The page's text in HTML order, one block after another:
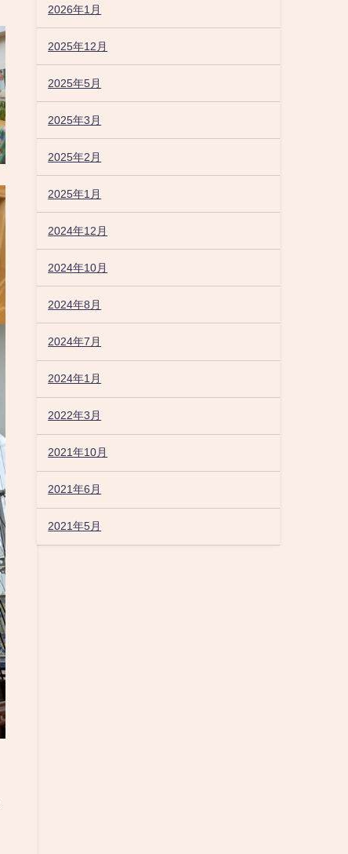
2026年1月
2025年12月
2025年5月
2025年3月
2025年2月
2025年1月
2024年12月
2024年10月
2024年8月
2024年7月
2024年1月
2022年3月
2021年10月
2021年6月
2021年5月